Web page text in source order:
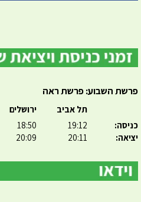
פרשת השבוע: פרשת ראה
כניסה:
יציאה:
תל אביב
19:12
20:11
ירושלים
18:50
20:09